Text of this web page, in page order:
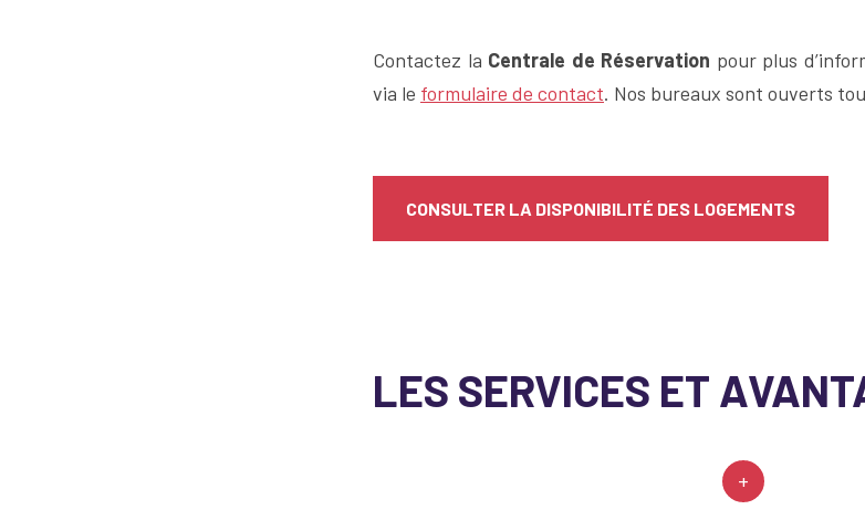
Contactez la Centrale de Réservation pour plus
via le formulaire de contact. Nos bureaux sont ouverts
CONSULTER LA DISPONIBILITÉ DES LOGEMENTS
LES SERVICES ET